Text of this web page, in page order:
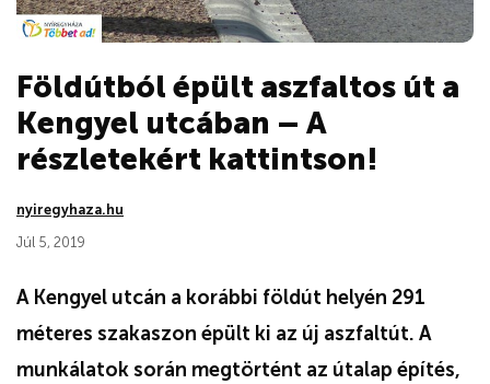
Földútból épült aszfaltos út a
Kengyel utcában – A
részletekért kattintson!
nyiregyhaza.hu
Júl 5, 2019
A Kengyel utcán a korábbi földút helyén 291
méteres szakaszon épült ki az új aszfaltút. A
munkálatok során megtörtént az útalap építés,